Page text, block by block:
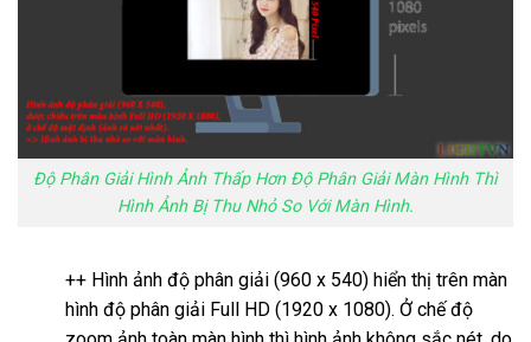
Độ Phân Giải Hình Ảnh Thấp Hơn Độ Phân Giải Màn Hình Thì
Hình Ảnh Bị Thu Nhỏ So Với Màn Hình.
++ Hình ảnh độ phân giải (960 x 540) hiển thị trên màn
hình độ phân giải Full HD (1920 x 1080). Ở chế độ